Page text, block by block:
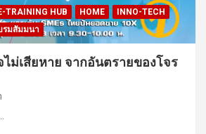
TRAINING HUB HOME
INNO-TECH
รมสัมมนา
ม่เสียหาย จากอันตรายของโจร